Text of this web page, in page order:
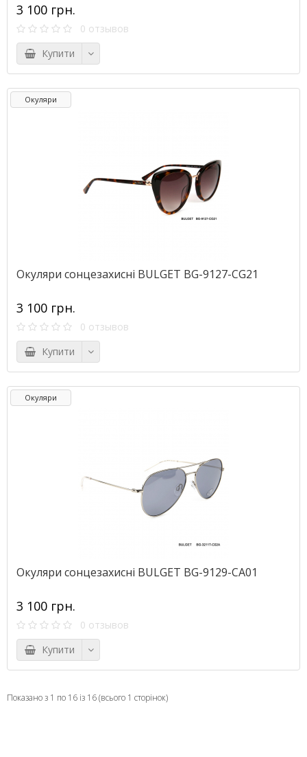
3 100 грн.
0 отзывов
Купити
Окуляри
Окуляри сонцезахисні BULGET BG-9127-СG21
3 100 грн.
0 отзывов
Купити
Окуляри
Окуляри сонцезахисні BULGET BG-9129-СA01
3 100 грн.
0 отзывов
Купити
Показано з 1 по 16 із 16 (всього 1 сторінок)